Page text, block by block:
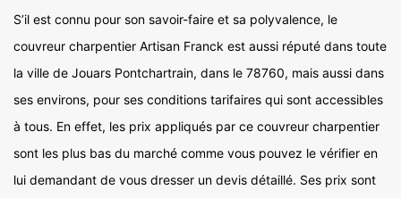
S’il est connu pour son savoir-faire et sa polyvalence, le
couvreur charpentier Artisan Franck est aussi réputé dans toute
la ville de Jouars Pontchartrain, dans le 78760, mais aussi dans
ses environs, pour ses conditions tarifaires qui sont accessibles
à tous. En effet, les prix appliqués par ce couvreur charpentier
sont les plus bas du marché comme vous pouvez le vérifier en
lui demandant de vous dresser un devis détaillé. Ses prix sont